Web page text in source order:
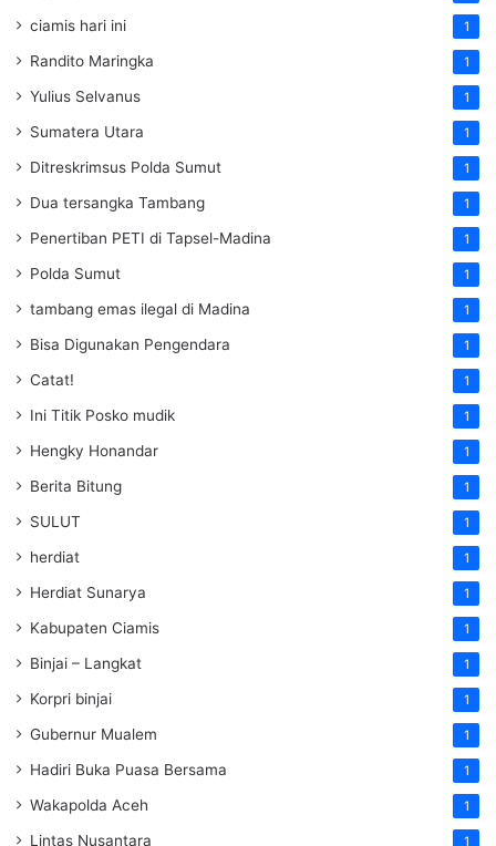
ciamis hari ini 1
Randito Maringka 1
Yulius Selvanus 1
Sumatera Utara 1
Ditreskrimsus Polda Sumut 1
Dua tersangka Tambang 1
Penertiban PETI di Tapsel-Madina 1
Polda Sumut 1
tambang emas ilegal di Madina 1
Bisa Digunakan Pengendara 1
Catat! 1
Ini Titik Posko mudik 1
Hengky Honandar 1
Berita Bitung 1
SULUT 1
herdiat 1
Herdiat Sunarya 1
Kabupaten Ciamis 1
Binjai – Langkat 1
Korpri binjai 1
Gubernur Mualem 1
Hadiri Buka Puasa Bersama 1
Wakapolda Aceh 1
Lintas Nusantara 1